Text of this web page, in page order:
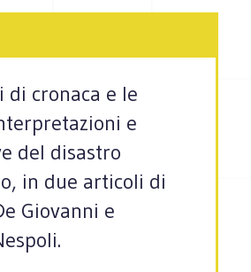
cronaca e le
e
del disastro
in due articoli di
Giovanni e